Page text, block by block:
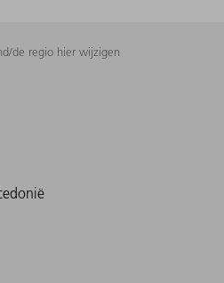
de regio hier wijzigen